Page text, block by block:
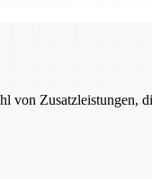
von Zusatzleistungen,